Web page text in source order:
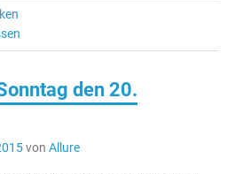
den 20.
von Allure